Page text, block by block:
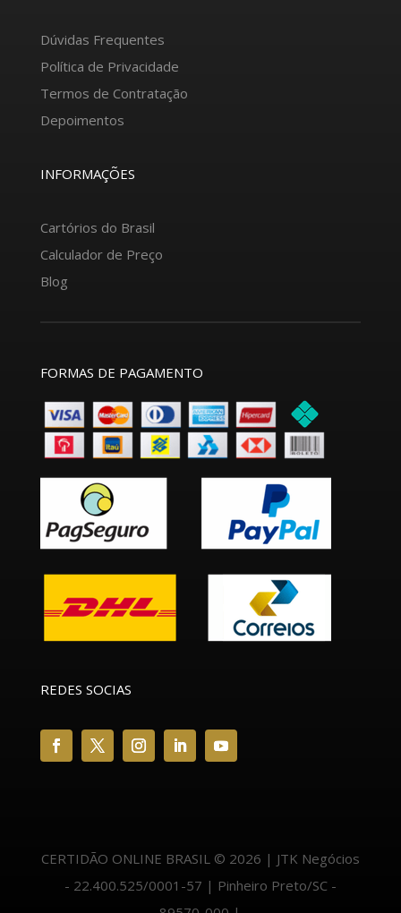
Dúvidas Frequentes
Política de Privacidade
Termos de Contratação
Depoimentos
INFORMAÇÕES
Cartórios do Brasil
Calculador de Preço
Blog
FORMAS DE PAGAMENTO
REDES SOCIAS
CERTIDÃO ONLINE BRASIL © 2026 | JTK Negócios
- 22.400.525/0001-57 | Pinheiro Preto/SC -